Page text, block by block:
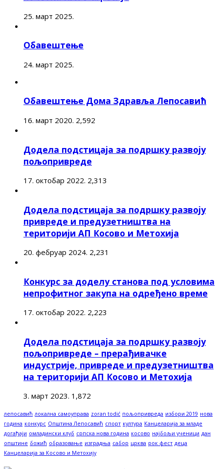
25. март 2025.
Обавештење
24. март 2025.
Обавештење Дома Здравља Лепосавић
16. март 2020. 2,592
Додела подстицаја за подршку развоју
пољопривреде
17. октобар 2022. 2,313
Додела подстицаја за подршку развоју
привреде и предузетништва на
територији АП Косово и Метохија
20. фебруар 2024. 2,231
Конкурс за доделу станова под условима
непрофитног закупа на одређено време
17. октобар 2022. 2,223
Додела подстицаја за подршку развоју
пољопривреде – прерађивачке
индустрије, привреде и предузетништва
на територији АП Косово и Метохија
3. март 2023. 1,872
лепосавић локална самоуправа zoran todić пољопривреда избори 2019 нова
година конкурс Општина Лепосавић спорт култура Канцеларија за младе
догађаји омладински клуб српска нова година косово најбољи ученици дан
општине божић образовање изградња сабор црква рок фест деца
Канцеларија за Косово и Метохију